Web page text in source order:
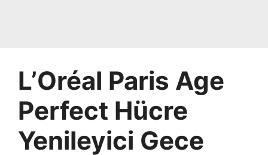
L’Oréal Paris Age
Perfect Hücre
Yenileyici Gece